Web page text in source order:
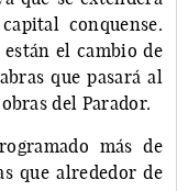
conquense.
el cambio de
que pasará al
del Parador.
más de
que alrededor de